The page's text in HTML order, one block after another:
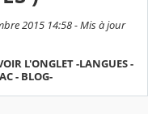
2015 14:58 - Mis à jour
L'ONGLET -LANGUES -
- BLOG-